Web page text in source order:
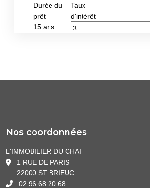
Nos coordonnées
L'IMMOBILIER DU CHAI
1 RUE DE PARIS
22000 ST BRIEUC
02.96.68.20.68